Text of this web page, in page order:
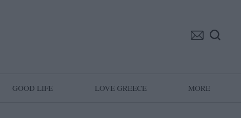
GOOD LIFE LOVE GREECE MORE